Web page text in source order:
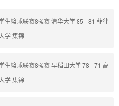
生篮球联赛8强赛 清华大学 85 - 81 菲律
学 集锦
生篮球联赛8强赛 早稻田大学 78 - 71 高
学 集锦